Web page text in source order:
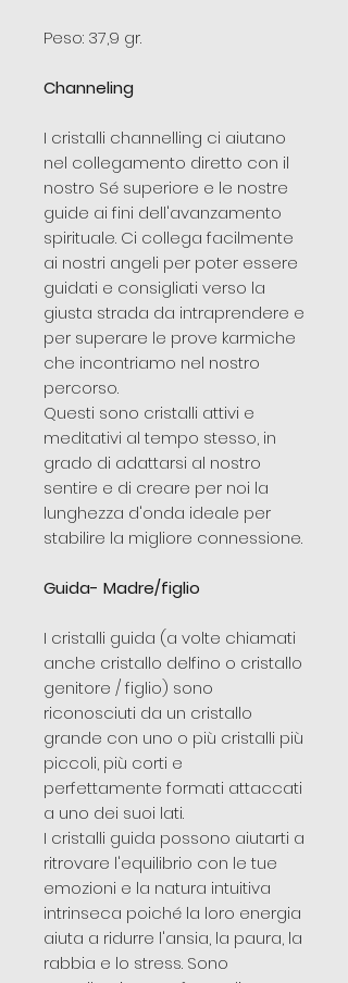
Peso: 37,9 gr.
Channeling
I cristalli channelling ci aiutano
nel collegamento diretto con il
nostro Sé superiore e le nostre
guide ai fini dell'avanzamento
spirituale. Ci collega facilmente
ai nostri angeli per poter essere
guidati e consigliati verso la
giusta strada da intraprendere e
per superare le prove karmiche
che incontriamo nel nostro
percorso.
Questi sono cristalli attivi e
meditativi al tempo stesso, in
grado di adattarsi al nostro
sentire e di creare per noi la
lunghezza d'onda ideale per
stabilire la migliore connessione.
Guida- Madre/figlio
I cristalli guida (a volte chiamati
anche cristallo delfino o cristallo
genitore / figlio) sono
riconosciuti da un cristallo
grande con uno o più cristalli più
piccoli, più corti e
perfettamente formati attaccati
a uno dei suoi lati.
I cristalli guida possono aiutarti a
ritrovare l'equilibrio con le tue
emozioni e la natura intuitiva
intrinseca poiché la loro energia
aiuta a ridurre l'ansia, la paura, la
rabbia e lo stress. Sono